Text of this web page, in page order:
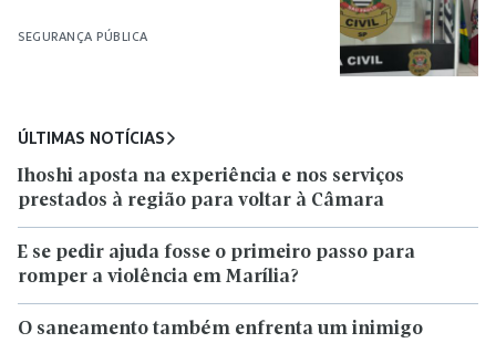
SEGURANÇA PÚBLICA
ÚLTIMAS NOTÍCIAS
Ihoshi aposta na experiência e nos serviços
prestados à região para voltar à Câmara
E se pedir ajuda fosse o primeiro passo para
romper a violência em Marília?
O saneamento também enfrenta um inimigo